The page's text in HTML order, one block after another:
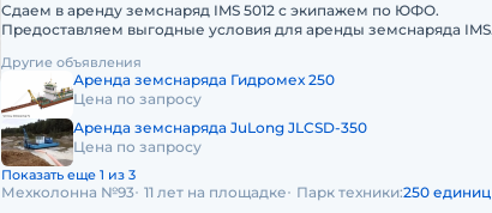
Сдаем в аренду земснаряд IMS 5012 с экипажем по ЮФО.
Предоставляем выгодные условия для аренды земснаряда IMS
Другие объявления
Аренда земснаряда Гидромех 250
Цена по запросу
Аренда земснаряда JuLong JLCSD-350
Цена по запросу
Показать еще 1 из 3
Мехколонна №93 11 лет на площадке Парк техники:250 единиц